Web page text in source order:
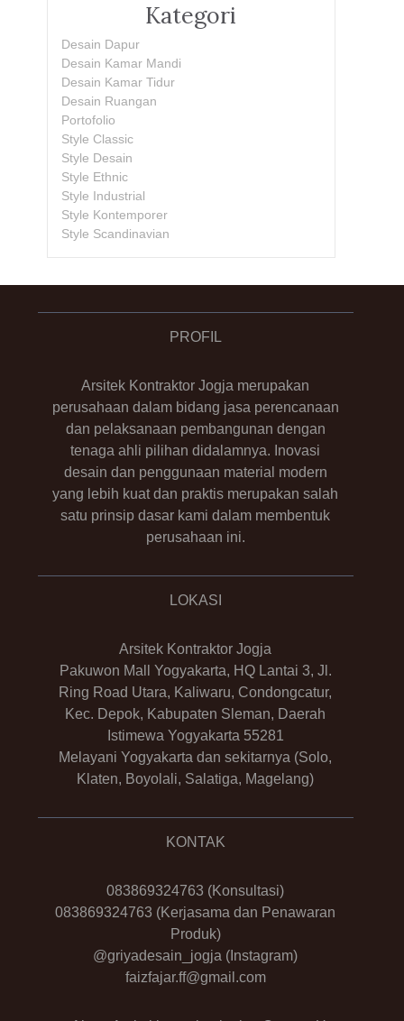
Kategori
Desain Dapur
Desain Kamar Mandi
Desain Kamar Tidur
Desain Ruangan
Portofolio
Style Classic
Style Desain
Style Ethnic
Style Industrial
Style Kontemporer
Style Scandinavian
PROFIL
Arsitek Kontraktor Jogja merupakan
perusahaan dalam bidang jasa perencanaan
dan pelaksanaan pembangunan dengan
tenaga ahli pilihan didalamnya. Inovasi
desain dan penggunaan material modern
yang lebih kuat dan praktis merupakan salah
satu prinsip dasar kami dalam membentuk
perusahaan ini.
LOKASI
Arsitek Kontraktor Jogja
Pakuwon Mall Yogyakarta, HQ Lantai 3, Jl.
Ring Road Utara, Kaliwaru, Condongcatur,
Kec. Depok, Kabupaten Sleman, Daerah
Istimewa Yogyakarta 55281
Melayani Yogyakarta dan sekitarnya (Solo,
Klaten, Boyolali, Salatiga, Magelang)
KONTAK
083869324763 (Konsultasi)
083869324763 (Kerjasama dan Penawaran
Produk)
@griyadesain_jogja (Instagram)
faizfajar.ff@gmail.com